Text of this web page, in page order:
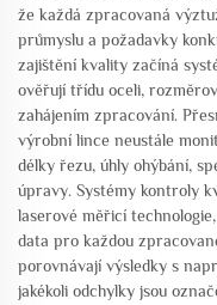
že každá zpracovaná
průmyslu a požadavky
zajištění kvality začíná
ověřují třídu oceli,
zahájením zpracování.
výrobní lince neustále
délky řezu, úhly ohýbání,
úpravy. Systémy kontroly
laserové měřicí
data pro každou
porovnávají výsledky s
jakékoli odchylky jsou